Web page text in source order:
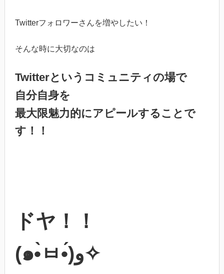
Twitterフォロワーさんを増やしたい！
そんな時に大切なのは
Twitterというコミュニティの場で
自分自身を
最大限魅力的にアピールすることで
す！！
ドヤ！！
(๑•̀ㅂ•́)و✧